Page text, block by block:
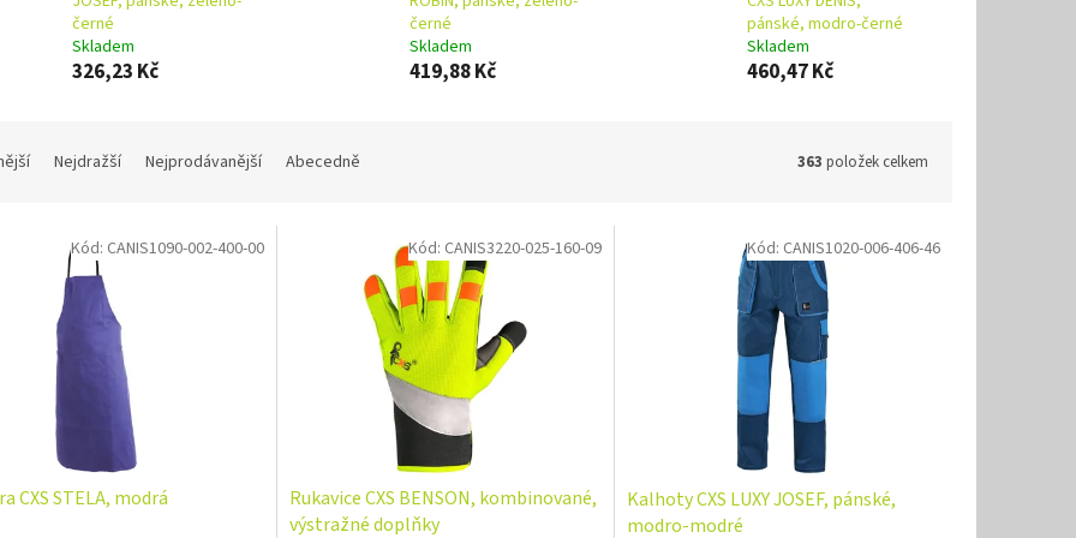
černé
Skladem
326,23 Kč
černé
Skladem
419,88 Kč
pánské, modro-černé
Skladem
460,47 Kč
Nejdražší Nejprodávanější Abecedně 363 položek celkem
CXS STELA, modrá
Kód: CANIS1090-002-400-00
Rukavice CXS BENSON, kombinované,
výstražné doplňky
Kód: CANIS3220-025-160-09
Kalhoty CXS LUXY JOSEF, pánské,
modro-modré
Kód: CANIS1020-006-406-46